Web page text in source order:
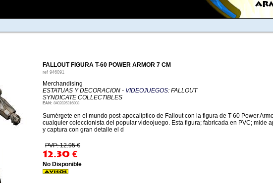
FALLOUT FIGURA T-60 POWER ARMOR 7 CM
ref 946091
Merchandising
ESTATUAS Y DECORACION - VIDEOJUEGOS: FALLOUT
SYNDICATE COLLECTIBLES
EAN: 8402826316808
Sumérgete en el mundo post-apocalíptico de Fallout con la figura de T-60 Power
cualquier coleccionista del popular videojuego. Esta figura; fabricada en PVC; mide
y captura con gran detalle el d
PVP: 12.95 €
12.30 €
No Disponible